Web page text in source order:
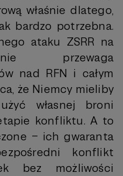
właśnie dlatego,
bardzo potrzebna.
ataku ZSRR na
przewaga
nad RFN i całym
że Niemcy mieliby
własnej broni
konfliktu. A to
– ich gwaranta
konflikt
bez możliwości